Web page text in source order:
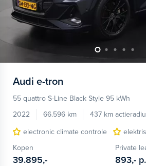
Audi e-tron
55 quattro S-Line Black Style 95 kWh
2022
66.596 km 437 km
electronic climate controle
Kopen
39.895,-
Private
893,-